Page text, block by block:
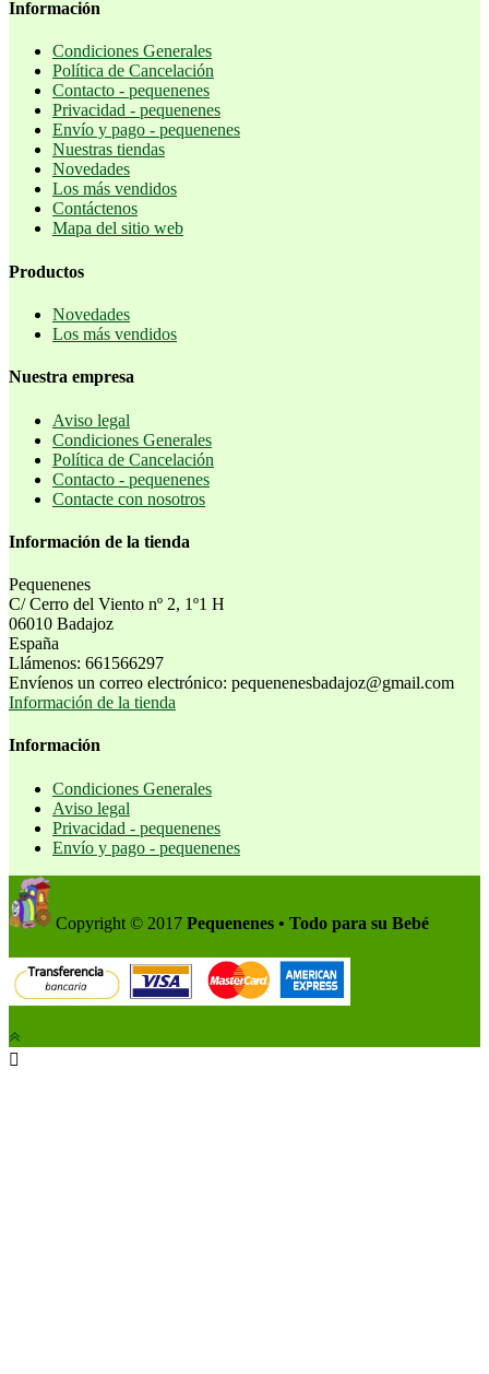
Información
Condiciones Generales
Política de Cancelación
Contacto - pequenenes
Privacidad - pequenenes
Envío y pago - pequenenes
Nuestras tiendas
Novedades
Los más vendidos
Contáctenos
Mapa del sitio web
Productos
Novedades
Los más vendidos
Nuestra empresa
Aviso legal
Condiciones Generales
Política de Cancelación
Contacto - pequenenes
Contacte con nosotros
Información de la tienda
Pequenenes
C/ Cerro del Viento nº 2, 1º1 H
06010 Badajoz
España
Llámenos: 661566297
Envíenos un correo electrónico: pequenenesbadajoz@gmail.com
Información de la tienda
Información
Condiciones Generales
Aviso legal
Privacidad - pequenenes
Envío y pago - pequenenes
Copyright © 2017 Pequenenes • Todo para su Bebé
